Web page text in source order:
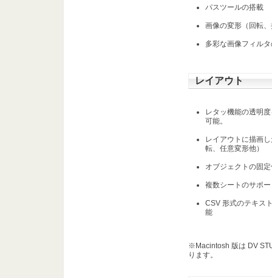
パスツールの搭載
画像の変形（回転
多彩な画像フィル
レイアウト
レタッ機能の透明
可能。
レイアウトに描画
転、任意変形他）
オブジェクトの固
複数シートのサポ
CSV 形式のテキス
能
※Macintosh 版は DV
ります。